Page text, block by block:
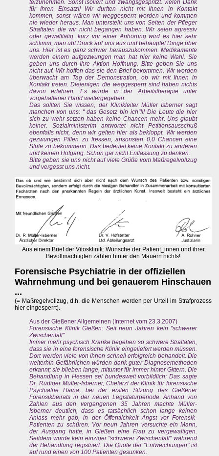
teizunehmen. Sonst isoliert und zwangsgespritzt. vielen Dank
für Ihren Einsatz!! Wir durften nicht mit Ihnen in Kontakt
kommen, sonst wären wir weggesperrt worden und kommen
nie wieder heraus. Man unterstellt uns von Seiten der Pfleger
Straftaten die wir nicht begangen haben. Wir seien agressiv
oder gewalttätig. kurz vor einer Anhörung wird es hier sehr
schlimm, man übt Druck auf uns aus und behauptet Dinge über
uns. Hier ist es ganz schwer herauszukommen. Medikamente
werden einem aufgezwungen man hat hier keine Wahl. Sie
geben uns durch Ihre Aktion Hoffnung. Bitte geben Sie uns
nicht auf. Wir hoffen das sie den Brief bekommen. Wir worden
überwacht am Tag der Demonstration, ob wir mit Ihnen in
Kontakt treten. Diejenigen die weggesperrt sind haben nichts
davon erfahren. Es wurde in der Arbeitstherapie unter
vorgehaltener Hand weitergegeben.
Das sollten Sie wissen, der Klinikleiter Müller Isberner sagt
manchen von uns: " das Gesetz bin ich"!!! Die Leute die hier
sich zu wehr setzen haben keine Chancen mehr. Uns glaubt
keiner. Sozialministerim antwortet nicht Petitionsausschuß
ebenfalls nicht, denn wir gelten hier als bekloppt. Wir werden
gezwungen Pillen zu fressen, ansonsten 0,0 Chancen eine
Stufe zu bekommenn. Das bedeutet keine Kontakt zu anderen
und keinen Hofgang. Schon gar nicht Entlassung zu denken.
Bitte geben sie uns nicht auf viele Grüße vom Maßregelvollzug
und vergesst uns nicht.
Aus einem Brief der Vitosklinik: Wünsche der Patient_innen und ihrer
Bevollmächtigten zählen hinter den Mauern nichts!
Forensische Psychiatrie in der offiziellen
Wahrnehmung und bei genauerem Hinschauen
...
(= Maßregelvollzug, d.h. die Menschen werden per Urteil im Strafprozess
hier eingesperrt).
Aus der Gießener Allgemeinen (Internet vom 23.3.2007)
Forensische Klinik Gießen: Seit neun Jahren kein "schwerer
Zwischenfall"
Immer mehr psychisch Kranke begehen so schwere Straftaten,
dass sie in eine forensische Klinik eingeliefert werden müssen.
Dort werden viele von ihnen schnell erfolgreich behandelt. Die
weiterhin Gefährlichen würden dank guter Diagnosemethoden
erkannt; sie blieben lange, mitunter für immer hinter Gittern. Die
Behandlung in Hessen sei bundesweit vorbildlich: Das sagte
Dr. Rüdiger Müller-Isberner, Chefarzt der Klinik für forensische
Psychiatrie Haina, bei der ersten Sitzung des Gießener
Forensikbeirats in der neuen Legislaturperiode. Anhand von
Zahlen aus den vergangenen 35 Jahren machte Müller-
Isberner deutlich, dass es tatsächlich schon lange keinen
Anlass mehr gab, in der Öffentlichkeit Angst vor Forensik-
Patienten zu schüren. Vor neun Jahren versuchte ein Mann,
der Ausgang hatte, in Gießen eine Frau zu vergewaltigen.
Seitdem wurde kein einziger "schwerer Zwischenfall" während
der Behandlung registriert. Die Quote der "Entweichungen" ist
auf rund einen von 100 Patienten gesunken.